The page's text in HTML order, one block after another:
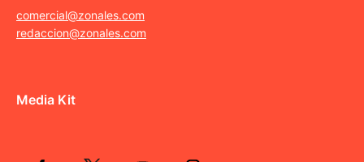
comercial@zonales.com
redaccion@zonales.com
Media Kit